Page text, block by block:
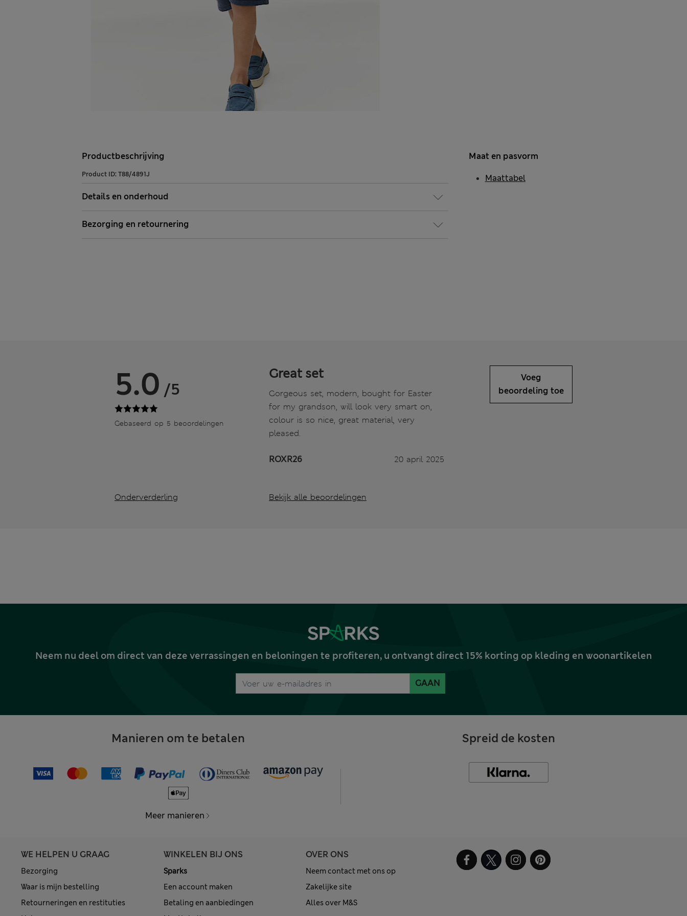
Productbeschrijving
Product ID: T88/4891J
Details en onderhoud
Bezorging en retournering
Maat en pasvorm
Maattabel
5.0 /5
Gebaseerd op 5 beoordelingen
Onderverderling
Great set
Gorgeous set, modern, bought for Easter
for my grandson, will look very smart on,
colour is so nice, great material, very
pleased.
ROXR26 20 april 2025
Bekijk alle beoordelingen
Voeg
beoordeling toe
Neem nu deel om direct van deze verrassingen en beloningen te profiteren, u ontvangt direct 15% korting op kleding en woonartikelen
GAAN
Manieren om te betalen
Meer manieren
Spreid de kosten
WE HELPEN U GRAAG
Bezorging
Waar is mijn bestelling
Retourneringen en restituties
WINKELEN BIJ ONS
Sparks
Een account maken
Betaling en aanbiedingen
OVER ONS
Neem contact met ons op
Zakelijke site
Alles over M&S